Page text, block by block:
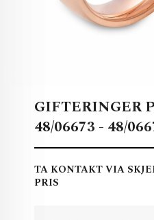
GIFTERINGER
48/06673 - 48/
TA KONTAKT VIA
PRIS